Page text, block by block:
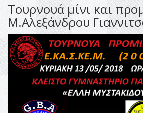
Τουρνουά μίνι και
Μ.Αλεξάνδρου